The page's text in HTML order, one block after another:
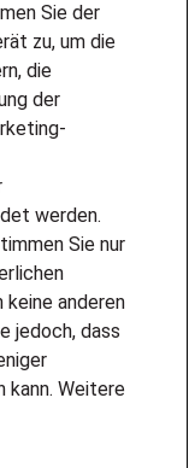
Sie der
zu, um die
die
der
werden.
Sie nur
keine anderen
jedoch, dass
kann. Weitere